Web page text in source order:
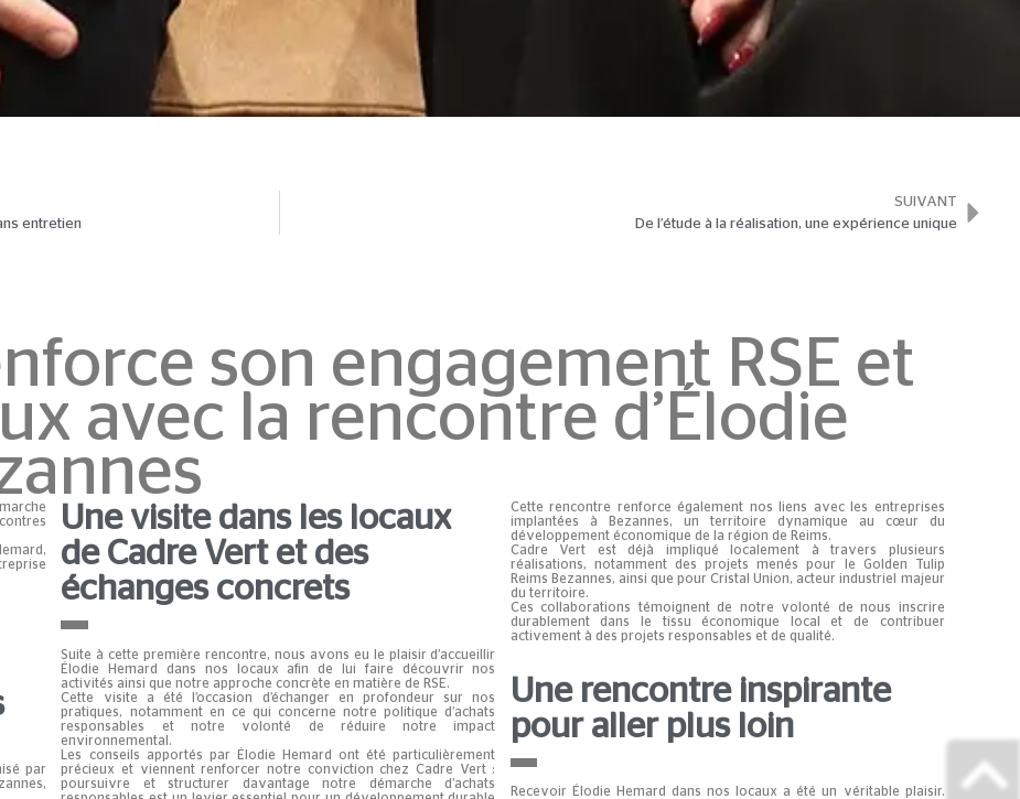
entretien
SUIVANT
De l’étude à la réalisation, une expérience unique
son engagement RSE et
avec la rencontre d’Élodie
par
Une visite dans les locaux
de Cadre Vert et des
échanges concrets
Suite à cette première rencontre, nous avons eu le plaisir d’accueillir
Élodie Hemard dans nos locaux afin de lui faire découvrir nos
activités ainsi que notre approche concrète en matière de RSE.
Cette visite a été l’occasion d’échanger en profondeur sur nos
pratiques, notamment en ce qui concerne notre politique d’achats
responsables et notre volonté de réduire notre impact
environnemental.
Les conseils apportés par Élodie Hemard ont été particulièrement
précieux et viennent renforcer notre conviction chez Cadre Vert :
poursuivre et structurer davantage notre démarche d’achats
Cette rencontre renforce également nos liens avec les entreprises
implantées à Bezannes, un territoire dynamique au cœur du
développement économique de la région de Reims.
Cadre Vert est déjà impliqué localement à travers plusieurs
réalisations, notamment des projets menés pour le Golden Tulip
Reims Bezannes, ainsi que pour Cristal Union, acteur industriel majeur
du territoire.
Ces collaborations témoignent de notre volonté de nous inscrire
durablement dans le tissu économique local et de contribuer
activement à des projets responsables et de qualité.
Une rencontre inspirante
pour aller plus loin
Recevoir Élodie Hemard dans nos locaux a été un véritable plaisir.